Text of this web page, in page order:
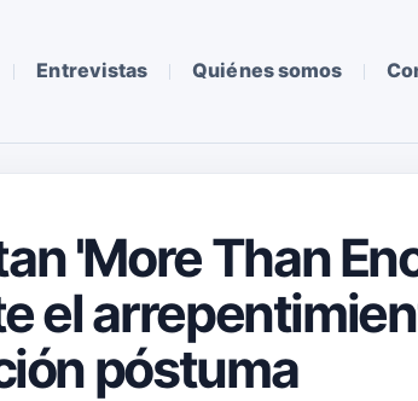
Entrevistas Quiénes somos
'More Than
el
póstuma